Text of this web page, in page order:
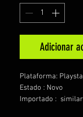
Adicionar
Plataforma:
Estado : Novo
Importado : similar